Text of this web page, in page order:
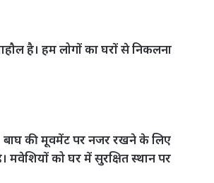
है। हम लोगों का घरों से निकलना
बाघ की मूवमेंट पर नजर रखने के लिए
मवेशियों को घर में सुरक्षित स्थान पर